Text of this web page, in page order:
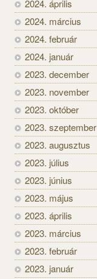
2024. április
2024. március
2024. február
2024. január
2023. december
2023. november
2023. október
2023. szeptember
2023. augusztus
2023. július
2023. június
2023. május
2023. április
2023. március
2023. február
2023. január